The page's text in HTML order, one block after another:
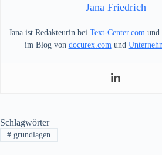
Jana Friedrich
Jana ist Redakteurin beiText-Center.com und
im Blog von docurex.com und
Schlagwörter
#grundlagen